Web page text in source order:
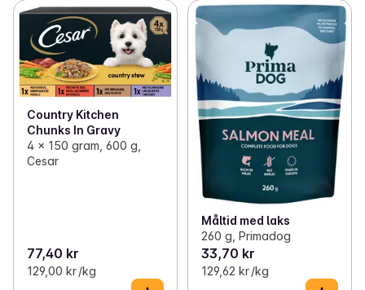
Country Kitchen
Chunks In Gravy
4 x 150 gram, 600 g,
Cesar
77,40 kr
129,00 kr /kg
Måltid med laks
260 g, Primadog
33,70 kr
129,62 kr /kg